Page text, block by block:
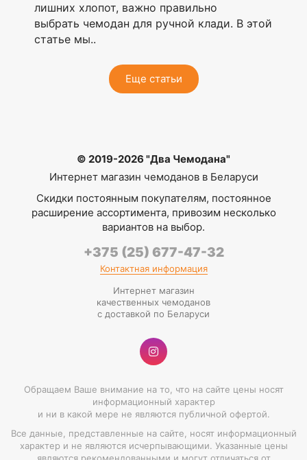
лишних хлопот, важно правильно
выбрать чемодан для ручной клади. В этой
статье мы..
Еще статьи
© 2019-2026 "Два Чемодана"
Интернет магазин чемоданов в Беларуси
Скидки постоянным покупателям, постоянное
расширение ассортимента, привозим несколько
вариантов на выбор.
+375 (25) 677-47-32
Контактная информация
Интернет магазин
качественных чемоданов
с доставкой по Беларуси
Обращаем Ваше внимание на то, что на сайте цены носят
информационный характер
и ни в какой мере не являются публичной офертой.
Все данные, представленные на сайте, носят информационный
характер и не являются исчерпывающими. Указанные цены